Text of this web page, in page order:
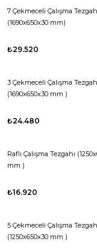
7 Çekmeceli Çalışma
(1690x650x30 mm)
₺29.520
3 Çekmeceli Çalışma
(1690x650x30 mm )
₺24.480
Raflı Çalışma Tezgahı
mm )
₺16.920
5 Çekmeceli Çalışma
(1250x650x30 mm )